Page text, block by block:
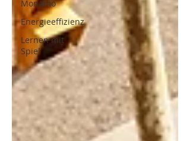
Monamo
Energieeffizienz
Lernen mit
Spiel